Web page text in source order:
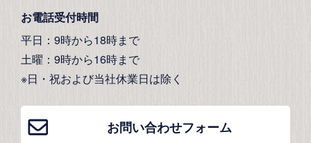
お電話受付時間
平日：9時から18時まで
土曜：9時から16時まで
※日・祝および当社休業日は除く
お問い合わせフォーム